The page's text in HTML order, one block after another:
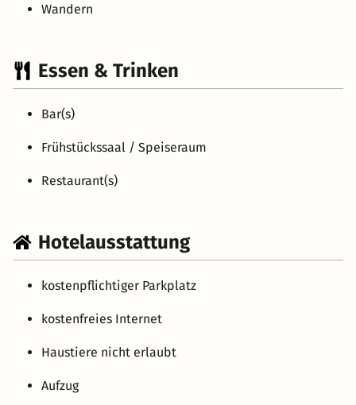
Wandern
Essen & Trinken
Bar(s)
Frühstückssaal / Speiseraum
Restaurant(s)
Hotelausstattung
kostenpflichtiger Parkplatz
kostenfreies Internet
Haustiere nicht erlaubt
Aufzug